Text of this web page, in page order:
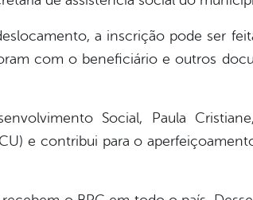
a inscrição pode ser
com o beneficiário e outros
Social, Paula
e contribui para o